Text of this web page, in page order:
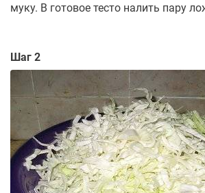
муку. В готовое тесто налить пару
Шаг 2